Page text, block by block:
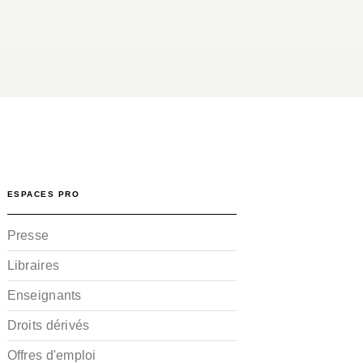
ESPACES PRO
Presse
Libraires
Enseignants
Droits dérivés
Offres d'emploi